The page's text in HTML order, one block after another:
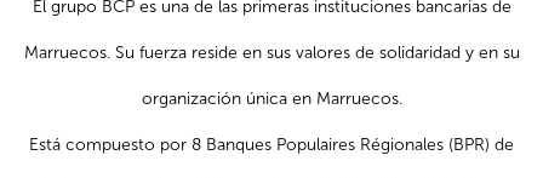
El grupo BCP es una de las primeras instituciones bancarias de
Marruecos. Su fuerza reside en sus valores de solidaridad y en su
organización única en Marruecos.
Está compuesto por 8 Banques Populaires Régionales (BPR) de